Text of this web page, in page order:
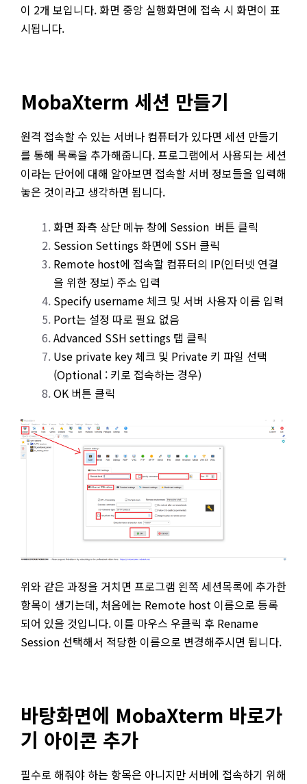
이 2개 보입니다. 화면 중앙 실행화면에 접속 시 화면이 표
시됩니다.
MobaXterm 세션 만들기
원격 접속할 수 있는 서버나 컴퓨터가 있다면 세션 만들기
를 통해 목록을 추가해줍니다. 프로그램에서 사용되는 세션
이라는 단어에 대해 알아보면 접속할 서버 정보들을 입력해
놓은 것이라고 생각하면 됩니다.
화면 좌측 상단 메뉴 창에 Session 버튼 클릭
Session Settings 화면에 SSH 클릭
Remote host에 접속할 컴퓨터의 IP(인터넷 연결
을 위한 정보) 주소 입력
Specify username 체크 및 서버 사용자 이름 입력
Port는 설정 따로 필요 없음
Advanced SSH settings 탭 클릭
Use private key 체크 및 Private 키 파일 선택
(Optional : 키로 접속하는 경우)
OK 버튼 클릭
위와 같은 과정을 거치면 프로그램 왼쪽 세션목록에 추가한
항목이 생기는데, 처음에는 Remote host 이름으로 등록
되어 있을 것입니다. 이를 마우스 우클릭 후 Rename
Session 선택해서 적당한 이름으로 변경해주시면 됩니다.
바탕화면에 MobaXterm 바로가
기 아이콘 추가
필수로 해줘야 하는 항목은 아니지만 서버에 접속하기 위해